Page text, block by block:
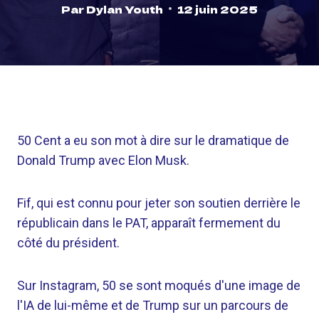
ParDylan Youth 12 juin 2025
50 Cent a eu son mot à dire sur le dramatique de
Donald Trump avec Elon Musk.
Fif, qui est connu pour jeter son soutien derrière le
républicain dans le PAT, apparaît fermement du
côté du président.
Sur Instagram, 50 se sont moqués d'une image de
l'IA de lui-même et de Trump sur un parcours de